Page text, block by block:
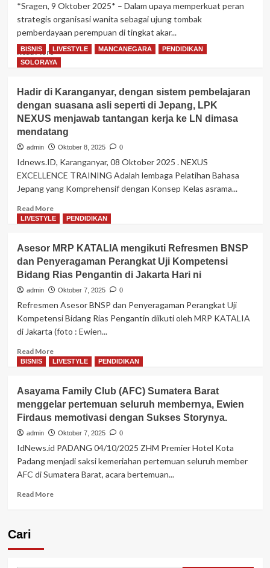
anak
yatim
dan
melaksanakan
doa
bersama,
2026
di
Rumah
Colomadu
*Sragen, 9 Oktober 2025* – Dalam upaya memperkuat peran
strategis organisasi wanita sebagai ujung tombak
pemberdayaan perempuan di tingkat akar...
Read MoreRead
more
Organisasi
Wanita,
Cik
Naniek
menegaskan
pentingnya
perempuan
berperan
dalam
politik
di
BISNIS LIVESTYLE MANCANEGARA
PENDIDIKAN
SOLORAYA
Hadir di Karanganyar, dengan sistem pembelajaran
dengan suasana asli seperti di Jepang, LPK
NEXUS menjawab tantangan kerja ke LN dimasa
mendatang
admin Oktober 8, 2025 0
Idnews.ID, Karanganyar, 08 Oktober 2025 . NEXUS
EXCELLENCE TRAINING Adalah lembaga Pelatihan Bahasa
Jepang yang Komprehensif dengan Konsep Kelas asrama...
Read MoreRead
more
di
Karanganyar,
dengan
sistem
dengan
suasana
asli
di
Jepang,
NEXUS
menjawab
tantangan
ke
LN
dimasa
mendatang
LIVESTYLE PENDIDIKAN
Asesor MRP KATALIA mengikuti Refresmen BNSP
dan Penyeragaman Perangkat Uji Kompetensi
Bidang Rias Pengantin di Jakarta Hari ni
admin Oktober 7, 2025 0
Refresmen Asesor BNSP dan Penyeragaman Perangkat Uji
Kompetensi Bidang Rias Pengantin diikuti oleh MRP KATALIA
di Jakarta (foto : Ewien...
Read MoreRead
more
MRP
KATALIA
mengikuti
Refresmen
dan
Penyeragaman
Perangkat
Kompetensi
BISNIS LIVESTYLE PENDIDIKAN
Asayama Family Club (AFC) Sumatera Barat
menggelar pertemuan seluruh membernya, Ewien
Firdaus memotivasi dengan Sukses Storynya.
admin Oktober 7, 2025 0
IdNews.id PADANG 04/10/2025 ZHM Premier Hotel Kota
Padang menjadi saksi kemeriahan pertemuan seluruh member
AFC di Sumatera Barat, acara bertemuan...
Read MoreRead
Cari